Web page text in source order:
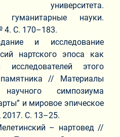
университета.
гуманитарные науки.
4. С. 170–183.
и исследование
нартского эпоса как
этого
памятника // Материалы
научного симпозиума
и мировое эпическое
С. 13–25.
– нартовед //